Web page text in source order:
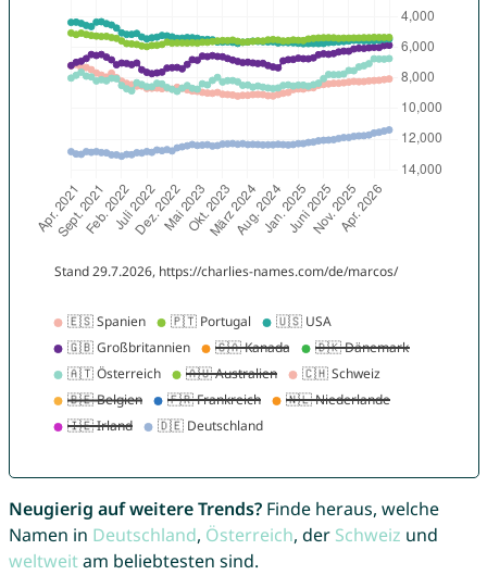
Neugierig auf weitere Trends?Finde heraus, welche
Namen in Deutschland, Österreich, der Schweiz und
weltweitam beliebtesten sind.